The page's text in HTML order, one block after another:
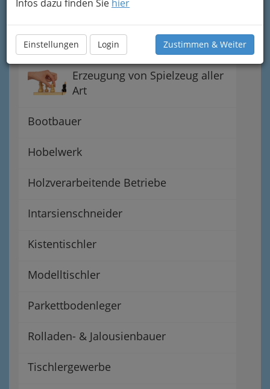
Infos dazu finden Sie hier
Einstellungen Login Zustimmen & Weiter
Bodenschleifer
Erzeugung von Spielzeug aller
Art
Bootbauer
Hobelwerk
Holzverarbeitende Betriebe
Intarsienschneider
Kistentischler
Modelltischler
Parkettbodenleger
Rolladen- & Jalousienbauer
Tischlergewerbe